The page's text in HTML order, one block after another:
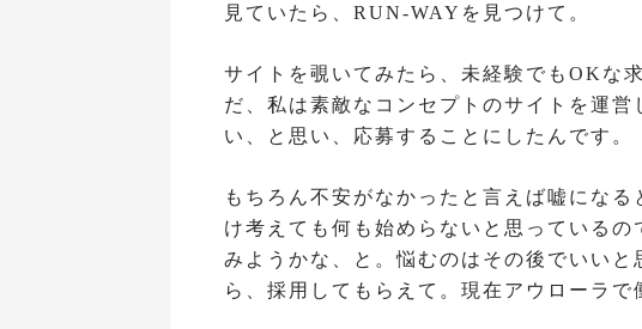
見ていたら、RUN-WAYを見つけて。
サイトを覗いてみたら、未経験でもOKな
だ、私は素敵なコンセプトのサイトを運営
い、と思い、応募することにしたんです。
もちろん不安がなかったと言えば嘘にな
け考えても何も始めらないと思っているの
みようかな、と。悩むのはその後でいいと
ら、採用してもらえて。現在アウローラで